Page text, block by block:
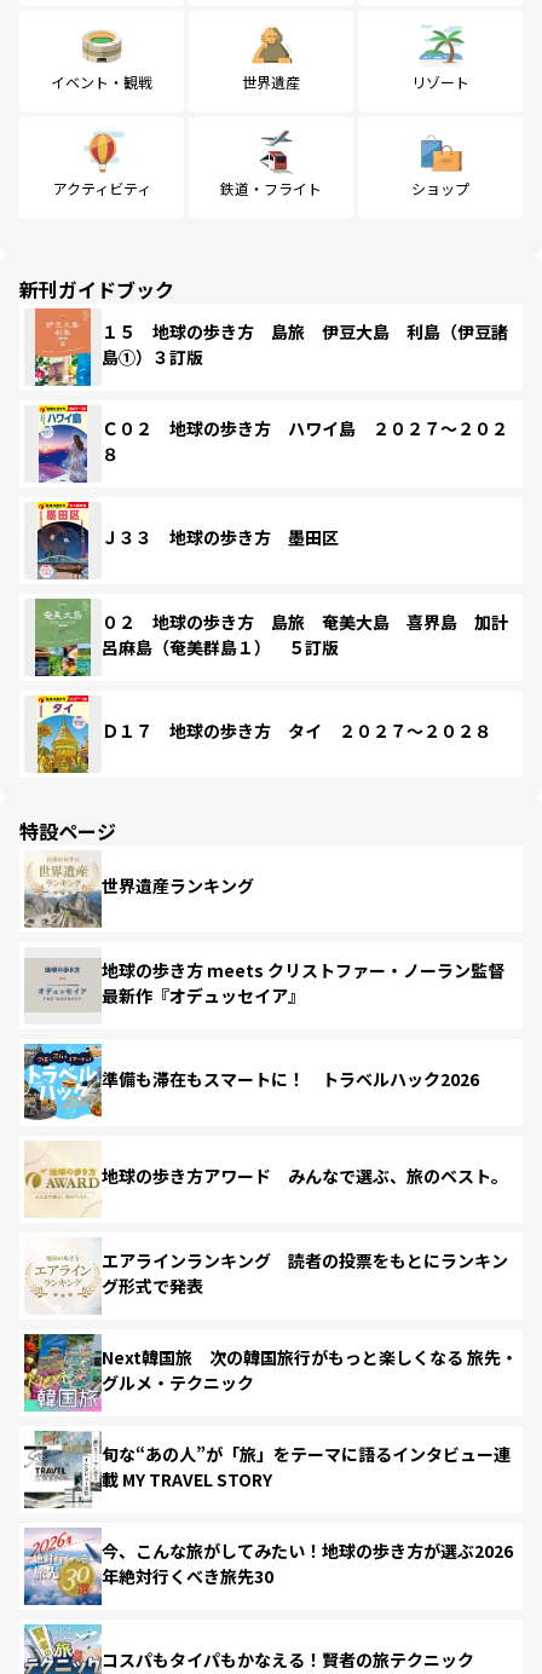
イベント・観戦 世界遺産 リゾート
アクティビティ 鉄道・フライト ショップ
新刊ガイドブック
１５ 地球の歩き方 島旅 伊豆大島 利島（伊豆諸
島①）３訂版
Ｃ０２ 地球の歩き方 ハワイ島 ２０２７～２０２
８
Ｊ３３ 地球の歩き方 墨田区
０２ 地球の歩き方 島旅 奄美大島 喜界島 加計
呂麻島（奄美群島１） ５訂版
Ｄ１７ 地球の歩き方 タイ ２０２７～２０２８
特設ページ
世界遺産ランキング
地球の歩き方 meets クリストファー・ノーラン監督
最新作『オデュッセイア』
準備も滞在もスマートに！ トラベルハック2026
地球の歩き方アワード みんなで選ぶ、旅のベスト。
エアラインランキング 読者の投票をもとにランキン
グ形式で発表
Next韓国旅 次の韓国旅行がもっと楽しくなる 旅先・
グルメ・テクニック
旬な“あの人”が「旅」をテーマに語るインタビュー連
載 MY TRAVEL STORY
今、こんな旅がしてみたい！地球の歩き方が選ぶ2026
年絶対行くべき旅先30
コスパもタイパもかなえる！賢者の旅テクニック